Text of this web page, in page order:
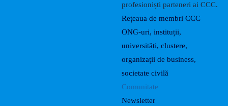
profesioniști parteneri ai CCC.
Rețeaua de membri CCC
ONG-uri, instituții,
universități, clustere,
organizații de business,
societate civilă
Comunitate
Newsletter